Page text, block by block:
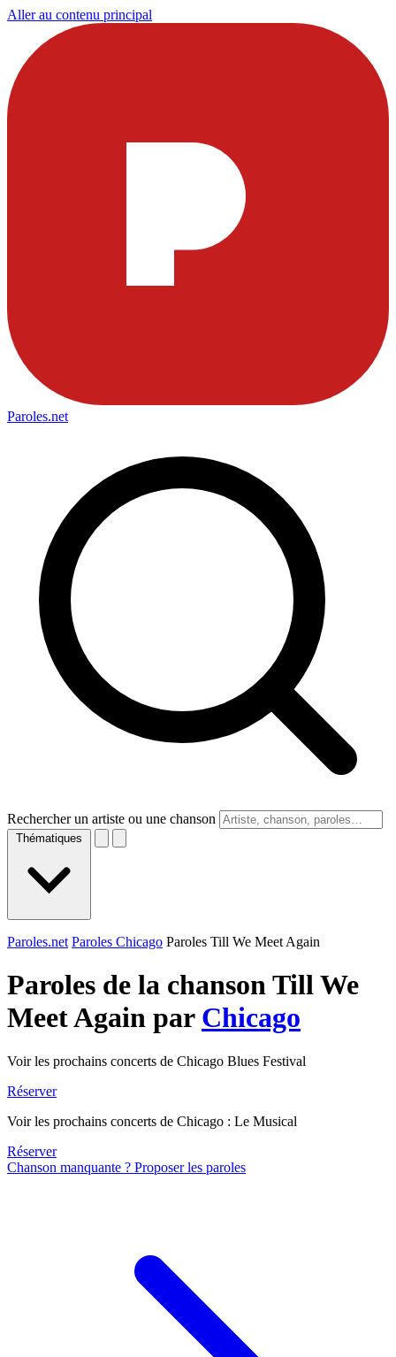
Aller au contenu principal
Paroles.net
Rechercher un artiste ou une chanson
Thématiques
Paroles.net Paroles Chicago Paroles Till We Meet Again
Paroles de la chanson Till We
Meet Again par Chicago
Voir les prochains concerts de Chicago Blues Festival
Réserver
Voir les prochains concerts de Chicago : Le Musical
Réserver
Chanson manquante ? Proposer les paroles